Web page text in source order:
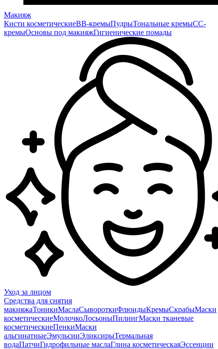
Макияж
Кисти косметическиеBB-кремыПудрыТональные кремыCC-
кремыОсновы под макияжГигиенические помады
Уход за лицом
Средства для снятия
макияжаТоникиМаслаСывороткиФлюидыКремыСкрабыМаски
косметическиеМолочкоЛосьоныПилингМаски тканевые
косметическиеПенкиМаски
альгинатныеЭмульсииЭликсирыТермальная
водаПатчиГидрофильные маслаГлина косметическаяЭссенции